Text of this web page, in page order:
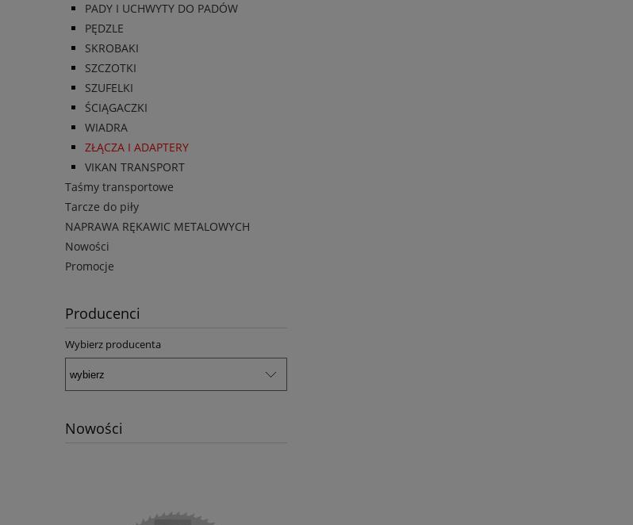
PADY I UCHWYTY DO PADÓW
PĘDZLE
SKROBAKI
SZCZOTKI
SZUFELKI
ŚCIĄGACZKI
WIADRA
ZŁĄCZA I ADAPTERY
VIKAN TRANSPORT
Taśmy transportowe
Tarcze do piły
NAPRAWA RĘKAWIC METALOWYCH
Nowości
Promocje
Producenci
Wybierz producenta
Nowości